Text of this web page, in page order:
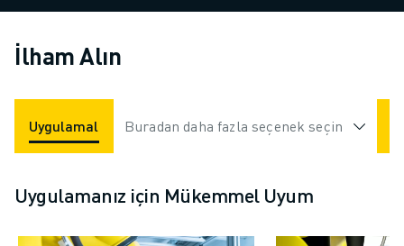
İlham Alın
Uygulamalar Endüstriler
Buradan daha fazla seçenek seçin
Uygulamanız için Mükemmel Uyum